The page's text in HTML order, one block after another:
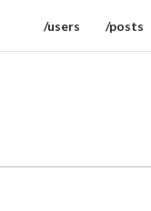
/users /posts